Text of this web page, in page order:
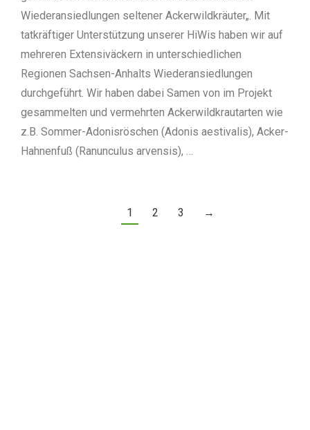
Wiederansiedlungen seltener Ackerwildkräuter„. Mit
tatkräftiger Unterstützung unserer HiWis haben wir auf
mehreren Extensiväckern in unterschiedlichen
Regionen Sachsen-Anhalts Wiederansiedlungen
durchgeführt. Wir haben dabei Samen von im Projekt
gesammelten und vermehrten Ackerwildkrautarten wie
z.B. Sommer-Adonisröschen (Adonis aestivalis), Acker-
Hahnenfuß (Ranunculus arvensis), …
1 2 3 →